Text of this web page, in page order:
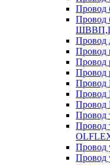
Провод
Провод
Провод
Провод
Провод
Провод
Провод
Провод
Провод
Провод
Провод